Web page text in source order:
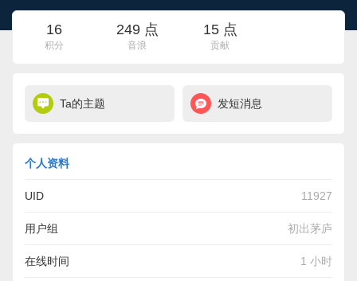
16
积分
249 点
音浪
15 点
贡献
Ta的主题 发短消息
个人资料
UID 11927
用户组 初出茅庐
在线时间 1 小时